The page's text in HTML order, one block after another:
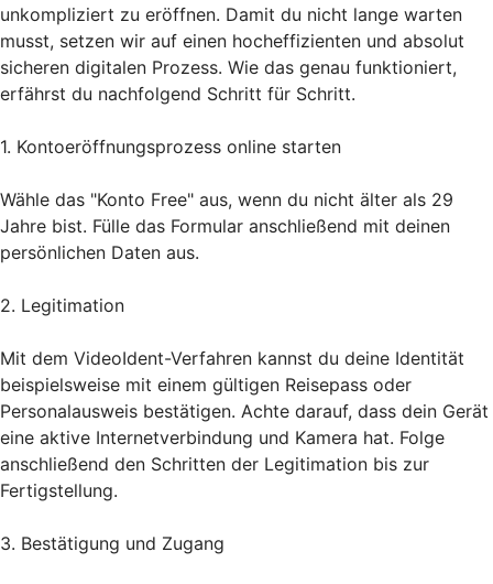
unkompliziert zu eröffnen. Damit du nicht lange warten
musst, setzen wir auf einen hocheffizienten und absolut
sicheren digitalen Prozess. Wie das genau funktioniert,
erfährst du nachfolgend Schritt für Schritt.
1. Kontoeröffnungsprozess online starten
Wähle das "Konto Free" aus, wenn du nicht älter als 29
Jahre bist. Fülle das Formular anschließend mit deinen
persönlichen Daten aus.
2. Legitimation
Mit dem VideoIdent-Verfahren kannst du deine Identität
beispielsweise mit einem gültigen Reisepass oder
Personalausweis bestätigen. Achte darauf, dass dein Gerät
eine aktive Internetverbindung und Kamera hat. Folge
anschließend den Schritten der Legitimation bis zur
Fertigstellung.
3. Bestätigung und Zugang